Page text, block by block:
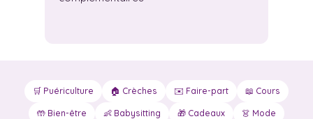
🛒 Puériculture 🏠 Crèches ✉️ Faire-part 📖 Cours
🤲 Bien-être 👶 Babysitting 🎁 Cadeaux 👗 Mode